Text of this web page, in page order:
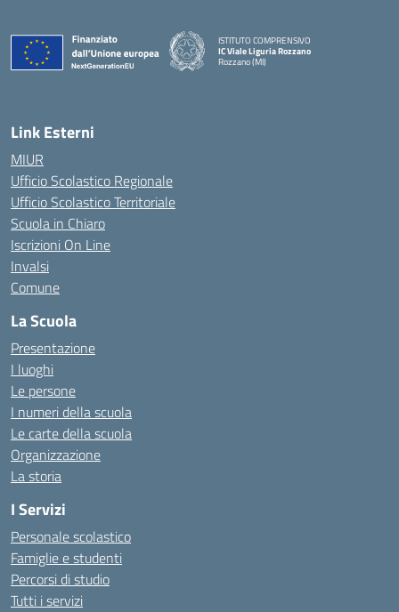
ISTITUTO COMPRENSIVO
IC Viale Liguria Rozzano
Rozzano (MI)
Link Esterni
MIUR
Ufficio Scolastico Regionale
Ufficio Scolastico Territoriale
Scuola in Chiaro
Iscrizioni On Line
Invalsi
Comune
La Scuola
Presentazione
I luoghi
Le persone
I numeri della scuola
Le carte della scuola
Organizzazione
La storia
I Servizi
Personale scolastico
Famiglie e studenti
Percorsi di studio
Tutti i servizi